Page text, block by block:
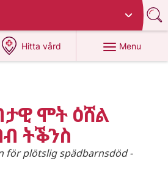
Hitta vård
at 1177.se
Menu
ሞት ዕሸል
ትቕንስ
för plötslig spädbarnsdöd -